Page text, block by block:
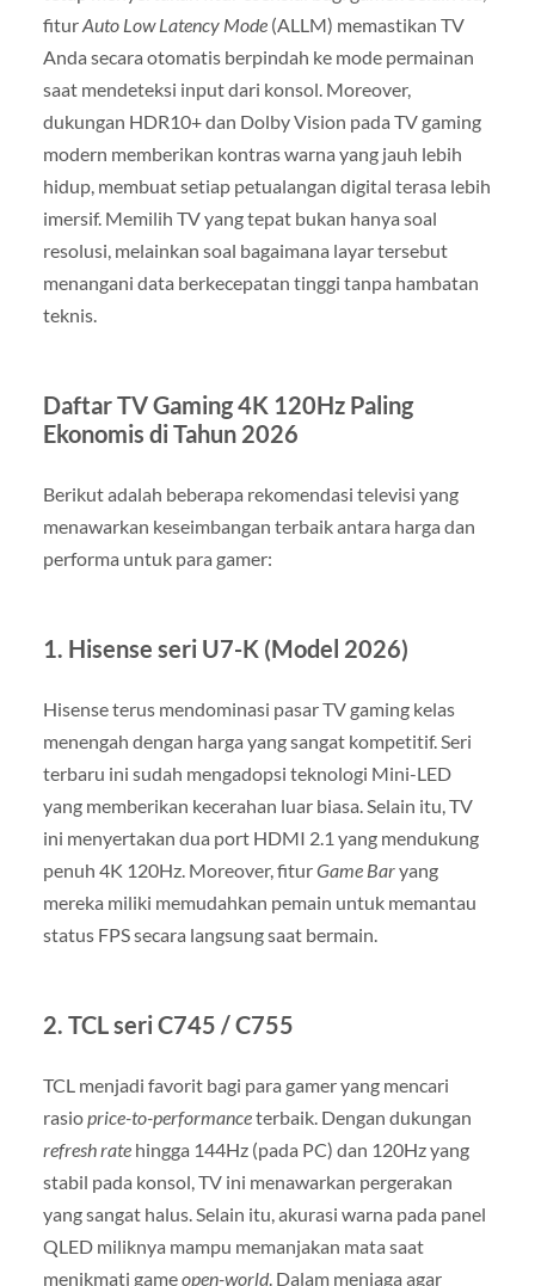
fiturAuto Low Latency Mode(ALLM) memastikan TV
Anda secara otomatis berpindah ke mode permainan
saat mendeteksi input dari konsol. Moreover,
dukungan HDR10+ dan Dolby Vision pada TV gaming
modern memberikan kontras warna yang jauh lebih
hidup, membuat setiap petualangan digital terasa lebih
imersif. Memilih TV yang tepat bukan hanya soal
resolusi, melainkan soal bagaimana layar tersebut
menangani data berkecepatan tinggi tanpa hambatan
teknis.
Daftar TV Gaming 4K 120Hz Paling
Ekonomis di Tahun 2026
Berikut adalah beberapa rekomendasi televisi yang
menawarkan keseimbangan terbaik antara harga dan
performa untuk para gamer:
1. Hisense seri U7-K (Model 2026)
Hisense terus mendominasi pasar TV gaming kelas
menengah dengan harga yang sangat kompetitif. Seri
terbaru ini sudah mengadopsi teknologi Mini-LED
yang memberikan kecerahan luar biasa. Selain itu, TV
ini menyertakan dua port HDMI 2.1 yang mendukung
penuh 4K 120Hz. Moreover, fiturGame Baryang
mereka miliki memudahkan pemain untuk memantau
status FPS secara langsung saat bermain.
2. TCL seri C745 / C755
TCL menjadi favorit bagi para gamer yang mencari
rasio price-to-performanceterbaik. Dengan dukungan
refresh ratehingga 144Hz (pada PC) dan 120Hz yang
stabil pada konsol, TV ini menawarkan pergerakan
yang sangat halus. Selain itu, akurasi warna pada panel
QLED miliknya mampu memanjakan mata saat
menikmati gameopen-world. Dalam menjaga agar